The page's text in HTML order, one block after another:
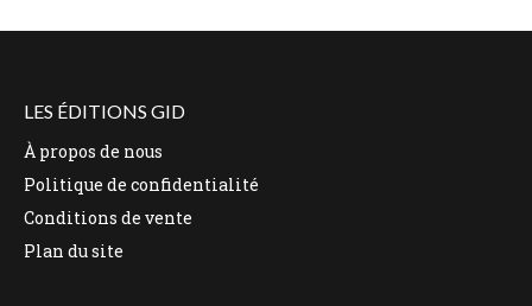
LES ÉDITIONS GID
À propos de nous
Politique de confidentialité
Conditions de vente
Plan du site